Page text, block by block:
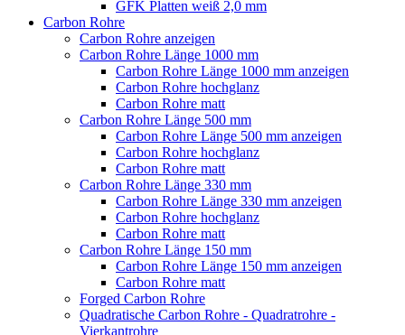
GFK Platten weiß 2,0 mm
Carbon Rohre
Carbon Rohre anzeigen
Carbon Rohre Länge 1000 mm
Carbon Rohre Länge 1000 mm anzeigen
Carbon Rohre hochglanz
Carbon Rohre matt
Carbon Rohre Länge 500 mm
Carbon Rohre Länge 500 mm anzeigen
Carbon Rohre hochglanz
Carbon Rohre matt
Carbon Rohre Länge 330 mm
Carbon Rohre Länge 330 mm anzeigen
Carbon Rohre hochglanz
Carbon Rohre matt
Carbon Rohre Länge 150 mm
Carbon Rohre Länge 150 mm anzeigen
Carbon Rohre matt
Forged Carbon Rohre
Quadratische Carbon Rohre - Quadratrohre -
Vierkantrohre